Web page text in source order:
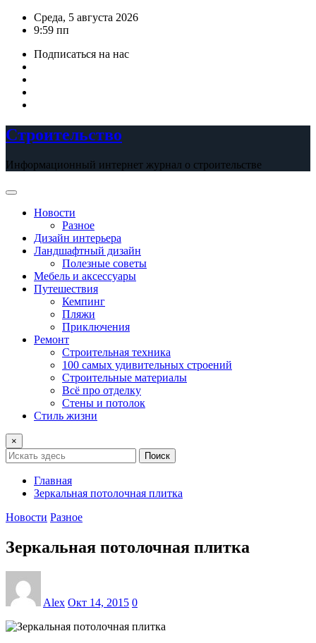
ПерейтиСреда, 5 августа 2026
9:59 пп
Подписаться на нас
Строительство
Информационный интернет журнал о строительстве
Новости
Разное
Дизайн интерьера
Ландшафтный дизайн
Полезные советы
Мебель и аксессуары
Путешествия
Кемпинг
Пляжи
Приключения
Ремонт
Строительная техника
100 самых удивительных строений
Строительные материалы
Всё про отделку
Стены и потолок
Стиль жизни
×
Поиск
Главная
Зеркальная потолочная плитка
Новости Разное
Зеркальная потолочная плитка
Alex Окт 14, 2015 0